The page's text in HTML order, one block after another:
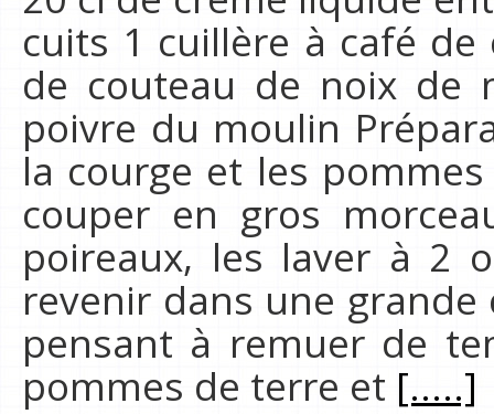
cuits 1 cuillère à café
de couteau de noix de
poivre du moulin
la courge et les
couper en gros
poireaux, les laver à 2
revenir dans une grande
pensant à remuer de
pommes de terre et [.....]